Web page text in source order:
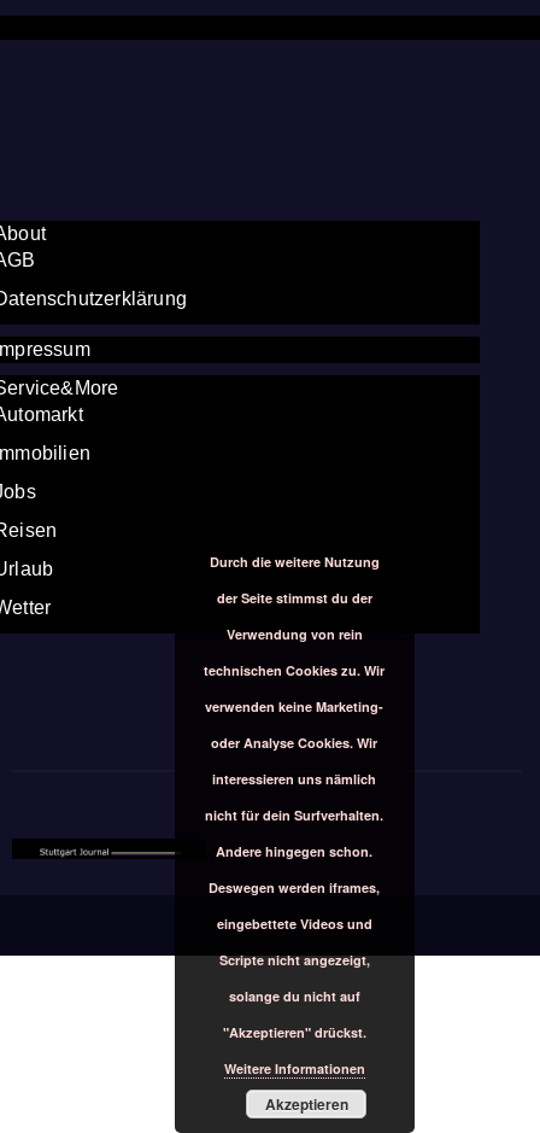
Durch die weitere Nutzung
der Seite stimmst du der
Verwendung von rein
technischen Cookies zu. Wir
verwenden keine Marketing-
oder Analyse Cookies. Wir
interessieren uns nämlich
nicht für dein Surfverhalten.
Andere hingegen schon.
Deswegen werden iframes,
eingebettete Videos und
Scripte nicht angezeigt,
solange du nicht auf
"Akzeptieren" drückst.
Weitere Informationen
Akzeptieren